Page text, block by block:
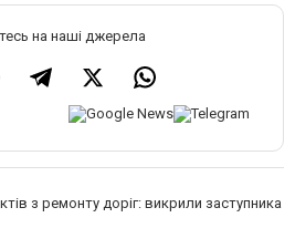
на наші джерела
з ремонту доріг: викрили заступника